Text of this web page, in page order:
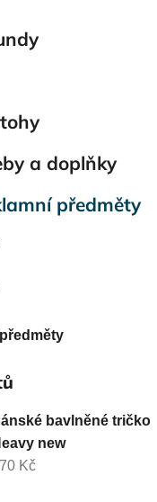
a doplňky
předměty
bavlněné tričko
new
Kč